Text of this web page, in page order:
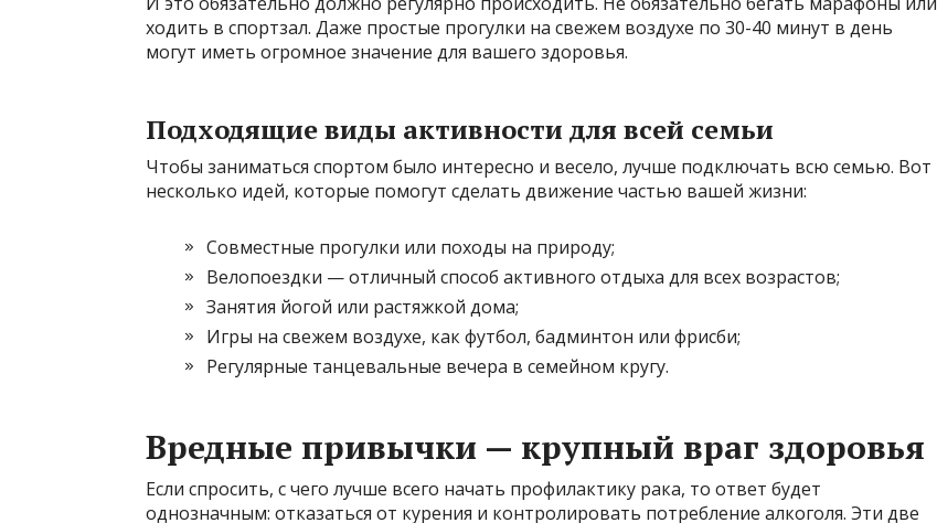
ходить в спортзал. Даже простые прогулки на свежем воздухе по 30-40 минут в день
могут иметь огромное значение для вашего здоровья.
Подходящие виды активности для всей семьи
Чтобы заниматься спортом было интересно и весело, лучше подключать всю семью. Вот
несколько идей, которые помогут сделать движение частью вашей жизни:
Совместные прогулки или походы на природу;
Велопоездки — отличный способ активного отдыха для всех возрастов;
Занятия йогой или растяжкой дома;
Игры на свежем воздухе, как футбол, бадминтон или фрисби;
Регулярные танцевальные вечера в семейном кругу.
Вредные привычки — крупный враг здоровья
Если спросить, с чего лучше всего начать профилактику рака, то ответ будет
однозначным: отказаться от курения и контролировать потребление алкоголя. Эти две